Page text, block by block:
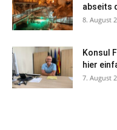
abseits
8. August
Konsul
hier
7. August